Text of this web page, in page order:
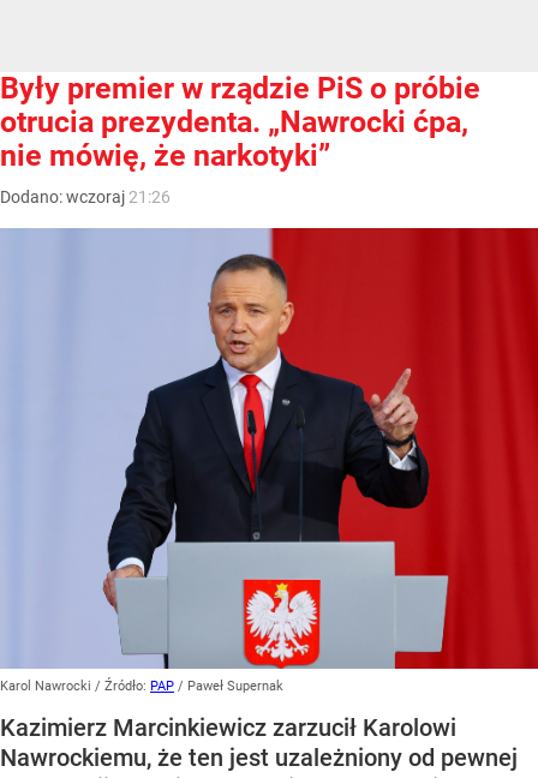
Były premier w rządzie PiS o próbie
otrucia prezydenta. „Nawrocki ćpa,
nie mówię, że narkotyki”
Dodano:wczoraj 21:26
Karol Nawrocki / Źródło: PAP / Paweł Supernak
Kazimierz Marcinkiewicz zarzucił Karolowi
Nawrockiemu, że ten jest uzależniony od pewnej